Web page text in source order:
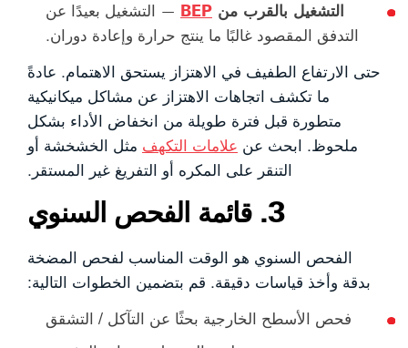
التشغيل بالقرب من BEP — التشغيل بعيدًا عن
التدفق المقصود غالبًا ما ينتج حرارة وإعادة دوران.
حتى الارتفاع الطفيف في الاهتزاز يستحق الاهتمام. عادةً
ما تكشف اتجاهات الاهتزاز عن مشاكل ميكانيكية
متطورة قبل فترة طويلة من انخفاض الأداء بشكل
ملحوظ. ابحث عن علامات التكهف مثل الخشخشة أو
التنقر على المكره أو التفريغ غير المستقر.
3. قائمة الفحص السنوي
الفحص السنوي هو الوقت المناسب لفحص المضخة
بدقة وأخذ قياسات دقيقة. قم بتضمين الخطوات التالية:
فحص الأسطح الخارجية بحثًا عن التآكل / التشقق